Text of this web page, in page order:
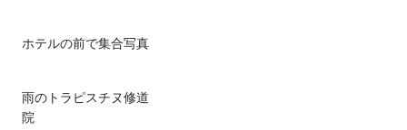
ホテルの前で集合写真
雨のトラピスチヌ修道
院